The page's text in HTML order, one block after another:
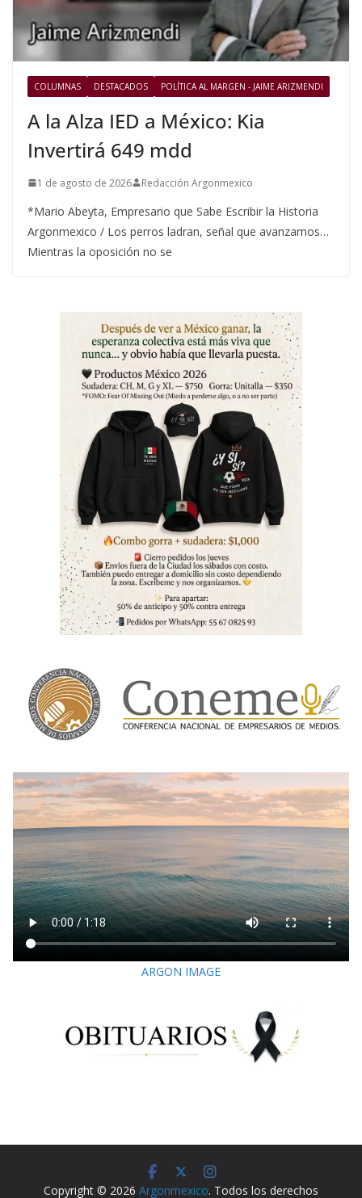
COLUMNAS DESTACADOS POLÍTICA AL MARGEN - JAIME ARIZMENDI
A la Alza IED a México: Kia
Invertirá 649 mdd
1 de agosto de 2026 Redacción Argonmexico
*Mario Abeyta, Empresario que Sabe Escribir la Historia
Argonmexico / Los perros ladran, señal que avanzamos…
Mientras la oposición no se
ARGON IMAGE
Copyright © 2026 Argonmexico. Todos los derechos